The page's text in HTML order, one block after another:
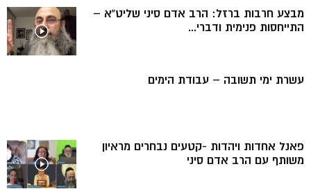
מבצע חרבות ברזל: הרב אדם סיני שליט”א –
התייחסות פנימית ודברי...
עשרת ימי תשובה – עבודת הימים
פאנל אחדות ויהדות -קטעים נבחרים מראיון
משותף עם הרב אדם סיני